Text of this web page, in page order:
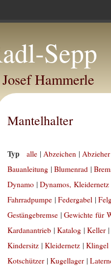
Sepp
Hammerle
Mantelhalter
Typ alle |Abzeichen |
Bauanleitung |Blumenrad |
Dynamo |Dynamos, Kleidernetz
Fahrradpumpe |Federgabel |
Gestängebremse |Gewichte für
Kardanantrieb |Katalog |Keller
Kindersitz |Kleidernetz |Klingel
Kotschützer |Kugellager |